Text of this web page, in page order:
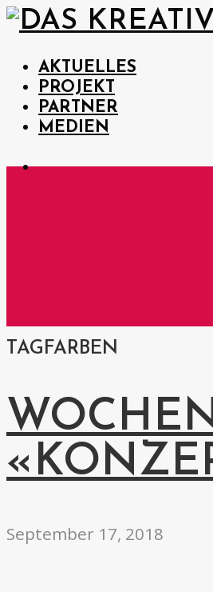
AKTUELLES
PROJEKT
PARTNER
MEDIEN
TAGFARBEN
September 17, 2018